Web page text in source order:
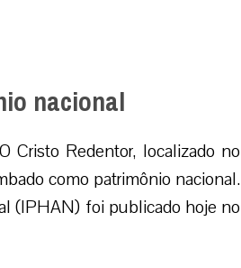
nacional
O Cristo Redentor, localizado no
como patrimônio nacional.
(IPHAN) foi publicado hoje no